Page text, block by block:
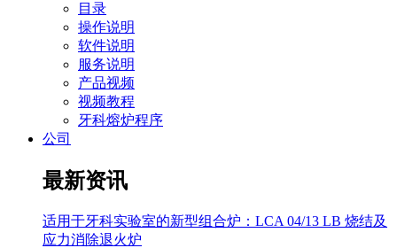
目录
操作说明
软件说明
服务说明
产品视频
视频教程
牙科熔炉程序
公司
最新资讯
适用于牙科实验室的新型组合炉：LCA 04/13 LB 烧结及
应力消除退火炉